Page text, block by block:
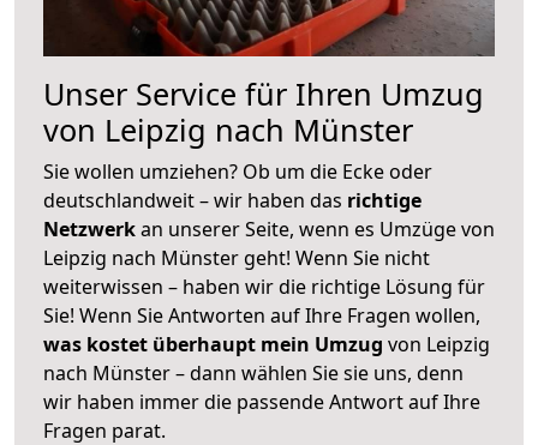
Unser Service für Ihren Umzug
von Leipzig nach Münster
Sie wollen umziehen? Ob um die Ecke oder
deutschlandweit – wir haben das richtige
Netzwerkan unserer Seite, wenn es Umzüge von
Leipzig nach Münster geht! Wenn Sie nicht
weiterwissen – haben wir die richtige Lösung für
Sie! Wenn Sie Antworten auf Ihre Fragen wollen,
was kostet überhaupt mein Umzug von Leipzig
nach Münster – dann wählen Sie sie uns, denn
wir haben immer die passende Antwort auf Ihre
Fragen parat.